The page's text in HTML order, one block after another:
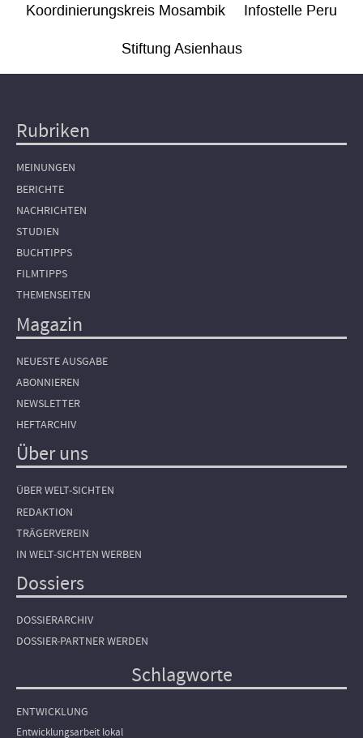
Koordinierungskreis Mosambik Infostelle Peru
Stiftung Asienhaus
Hauptnavigation
Rubriken
MEINUNGEN
BERICHTE
NACHRICHTEN
STUDIEN
BUCHTIPPS
FILMTIPPS
THEMENSEITEN
Magazin
NEUESTE AUSGABE
ABONNIEREN
NEWSLETTER
HEFTARCHIV
Über uns
ÜBER WELT-SICHTEN
REDAKTION
TRÄGERVEREIN
IN WELT-SICHTEN WERBEN
Dossiers
DOSSIERARCHIV
DOSSIER-PARTNER WERDEN
Schlagworte
ENTWICKLUNG
Entwicklungsarbeit lokal